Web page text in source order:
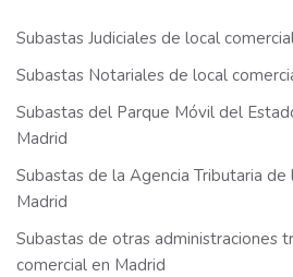
Subastas Judiciales de local
Subastas Notariales de local
Subastas del Parque Móvil del
Madrid
Subastas de la Agencia Tributaria de
Madrid
Subastas de otras administraciones
comercial en Madrid